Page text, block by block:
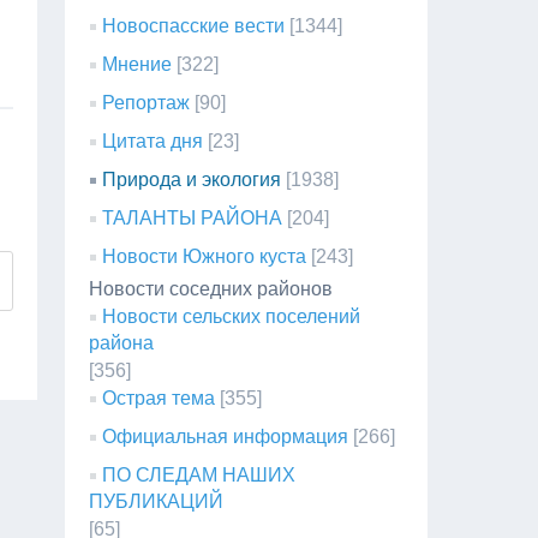
Новоспасские вести [1344]
Мнение [322]
Репортаж [90]
Цитата дня [23]
Природа и экология [1938]
ТАЛАНТЫ РАЙОНА [204]
Новости Южного куста [243]
Новости соседних районов
Новости сельских поселений
района
[356]
Острая тема [355]
Официальная информация [266]
ПО СЛЕДАМ НАШИХ
ПУБЛИКАЦИЙ
[65]